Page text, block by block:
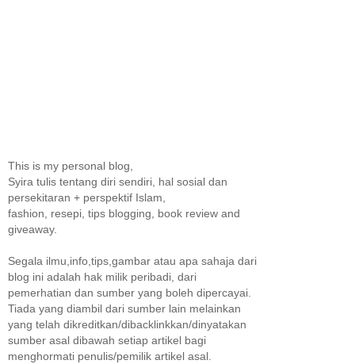
This is my personal blog,
Syira tulis tentang diri sendiri, hal sosial dan
persekitaran + perspektif Islam,
fashion, resepi, tips blogging, book review and
giveaway.
Segala ilmu,info,tips,gambar atau apa sahaja dari
blog ini adalah hak milik peribadi, dari
pemerhatian dan sumber yang boleh dipercayai.
Tiada yang diambil dari sumber lain melainkan
yang telah dikreditkan/dibacklinkkan/dinyatakan
sumber asal dibawah setiap artikel bagi
menghormati penulis/pemilik artikel asal.